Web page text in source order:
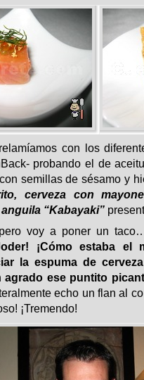
con los
probando el de
semillas de sésamo y
cerveza con
“Kabayaki”
pero voy a poner un
¡Cómo estaba el
la espuma de
agrado ese puntito
echo un flan al
¡Tremendo!